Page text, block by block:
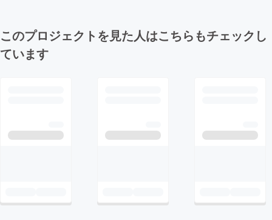
このプロジェクトを見た人はこちらもチェックし
ています